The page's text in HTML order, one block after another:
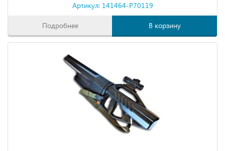
Артикул: 141464-P70119
Подробнее В корзину